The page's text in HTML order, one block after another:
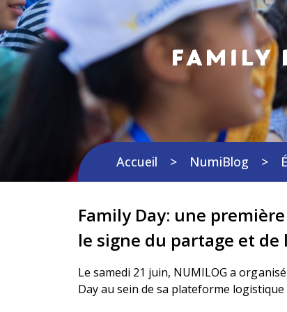
Family
Accueil NumiBlog
Family Day: une
le signe du partage et de
Le samedi 21 juin, NUMILOG a
Day au sein de sa plateforme logistique